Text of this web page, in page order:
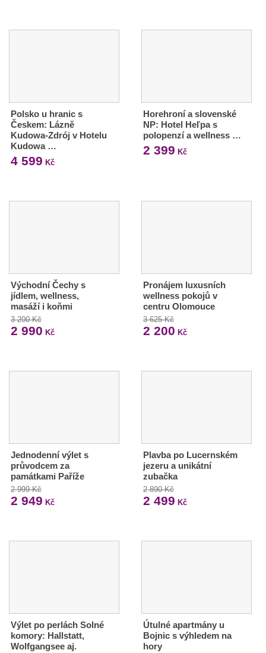
Polsko u hranic s
Českem: Lázně
Kudowa-Zdrój v Hotelu
Kudowa …
4 599 Kč
Horehroní a slovenské
NP: Hotel Heľpa s
polopenzí a wellness …
2 399 Kč
Východní Čechy s
jídlem, wellness,
masáží i koňmi
3 200 Kč
2 990 Kč
Pronájem luxusních
wellness pokojů v
centru Olomouce
3 625 Kč
2 200 Kč
Jednodenní výlet s
průvodcem za
památkami Paříže
2 999 Kč
2 949 Kč
Plavba po Lucernském
jezeru a unikátní
zubačka
2 890 Kč
2 499 Kč
Výlet po perlách Solné
komory: Hallstatt,
Wolfgangsee aj.
Útulné apartmány u
Bojnic s výhledem na
hory